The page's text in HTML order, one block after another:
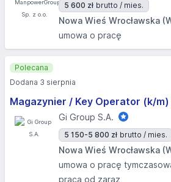
5 600 zł brutto / mies.
Nowa Wieś Wrocławska
umowa o pracę
Magazynier / Key Operator (k/
Gi Group S.A.
5 150-5 800 zł brutto / mies.
Nowa Wieś Wrocławska
umowa o pracę
praca od zaraz
Polecana
Dodana 3 sierpnia